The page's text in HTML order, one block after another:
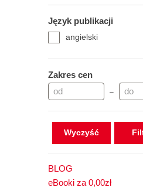
Język publikacji
angielski
Zakres cen
–
Wyczyść
BLOG
eBooki za 0,00zł